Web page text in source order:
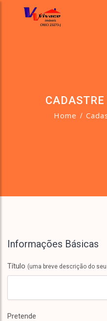
Home
Informações Básicas
Título (uma breve descrição do
Pretende